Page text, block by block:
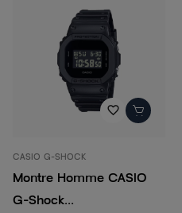
favorite_border
CASIO G-SHOCK
Montre Homme CASIO
G-Shock...